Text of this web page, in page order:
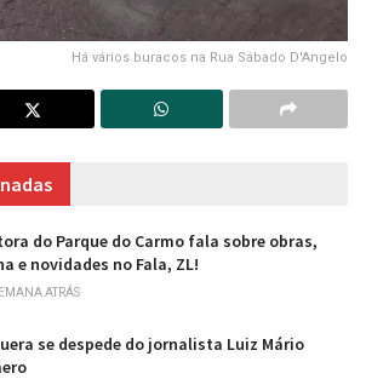
Há vários buracos na Rua Sábado D'Angelo
do Parque do Carmo fala sobre obras,
e novidades no Fala, ZL!
ATRÁS
se despede do jornalista Luiz Mário